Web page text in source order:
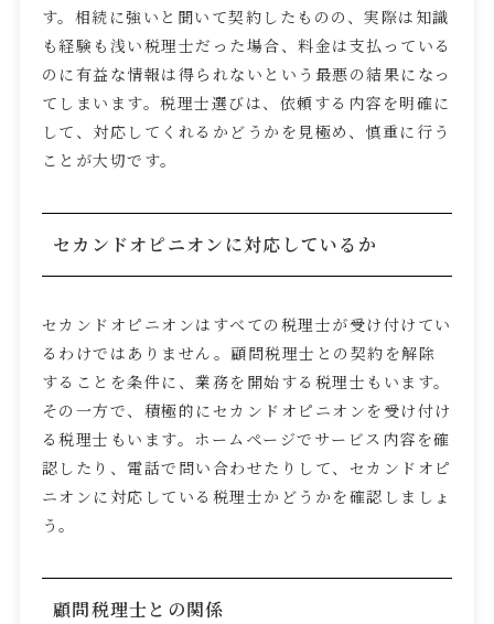
す。相続に強いと聞いて契約したものの、実際は知識
も経験も浅い税理士だった場合、料金は支払っている
のに有益な情報は得られないという最悪の結果になっ
てしまいます。税理士選びは、依頼する内容を明確に
して、対応してくれるかどうかを見極め、慎重に行う
ことが大切です。
セカンドオピニオンに対応しているか
セカンドオピニオンはすべての税理士が受け付けてい
るわけではありません。顧問税理士との契約を解除
することを条件に、業務を開始する税理士もいます。
その一方で、積極的にセカンドオピニオンを受け付け
る税理士もいます。ホームページでサービス内容を確
認したり、電話で問い合わせたりして、セカンドオピ
ニオンに対応している税理士かどうかを確認しましょ
う。
顧問税理士との関係